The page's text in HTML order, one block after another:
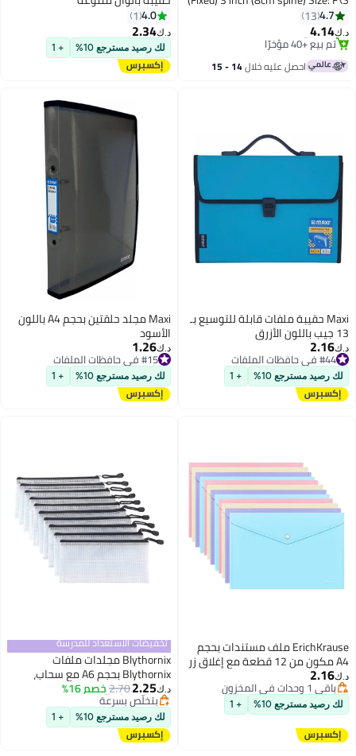
Color: Black with PVC (210x 330
mm)
4.7
13
د.ك‏4.14
#13 في حافظات الملفات
تم بيع +40 مؤخرًا
#13 في حافظات الملفات
احصل عليه خلال 14 - 15
4.0
1
د.ك‏2.34
لك رصيد مسترجع 10% + 1
Maxi حقيبة ملفات قابلة للتوسيع بـ
13 جيب باللون الأزرق
د.ك‏2.16
#44 في حافظات الملفات
#44 في حافظات الملفات
لك رصيد مسترجع 10% + 1
Maxi مجلد حلقتين بحجم A4 باللون
الأسود
د.ك‏1.26
#15 في حافظات الملفات
#15 في حافظات الملفات
لك رصيد مسترجع 10% + 1
ErichKrause ملف مستندات بحجم
A4 مكون من 12 قطعة مع إغلاق زر
بألوان باستيل متنوعة
د.ك‏2.16
باقي 1 وحدات في المخزون
باقي 1 وحدات في المخزون
لك رصيد مسترجع 10% + 1
تخفيضات الاستعداد للمدرسة
Blythornix مجلدات ملفات
Blythornix بحجم A6 مع سحاب،
منظم جيوب ملفات بلاستيكية مع
سحاب مقاوم للماء، حقيبة شبكية
لتخزين الأوراق، أغلفة ملفات سوداء
10 عبوات
د.ك‏2.25
2.70خصم 16%
أقل سعر في السنة
بتخلّص بسرعة
أقل سعر في السنة
لك رصيد مسترجع 10% + 1